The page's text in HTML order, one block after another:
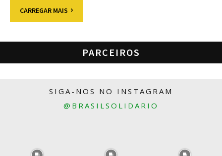
CARREGAR MAIS
PARCEIROS
SIGA-NOS NO INSTAGRAM
@BRASILSOLIDARIO